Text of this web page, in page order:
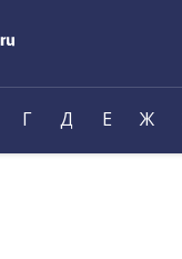
Г Д Е Ж